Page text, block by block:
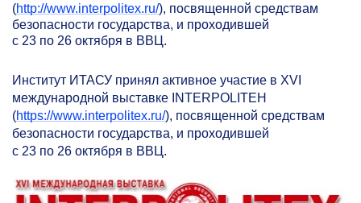
(http://www.interpolitex.ru/), посвященной средствам
безопасности государства, и проходившей
с 23 по 26 октября в ВВЦ.
Институт ИТАСУ принял активное участие в XVI
международной выставке INTERPOLITEH
(https://www.interpolitex.ru/), посвященной средствам
безопасности государства, и проходившей
с 23 по 26 октября в ВВЦ.